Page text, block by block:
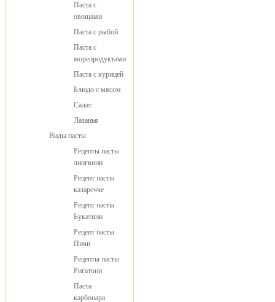
Паста с
овощами
Паста с рыбой
Паста с
морепродуктами
Паста с курицей
Блюдо с мясом
Салат
Лазанья
Виды пасты
Рецепты пасты
лингвини
Рецепт пасты
казаречче
Рецепт пасты
Букатини
Рецепт пасты
Пичи
Рецепты пасты
Ригатони
Паста
карбонара